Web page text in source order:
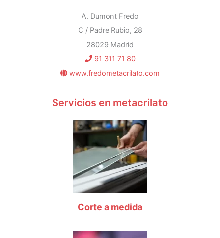
A. Dumont Fredo
C / Padre Rubio, 28
28029 Madrid
91 311 71 80
www.fredometacrilato.com
Servicios en metacrilato
Corte a medida